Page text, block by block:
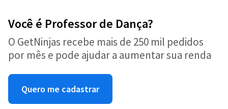
Você é Professor de Dança?
O GetNinjas recebe mais de 250 mil pedidos
por mês e pode ajudar a aumentar sua renda
Quero me cadastrar